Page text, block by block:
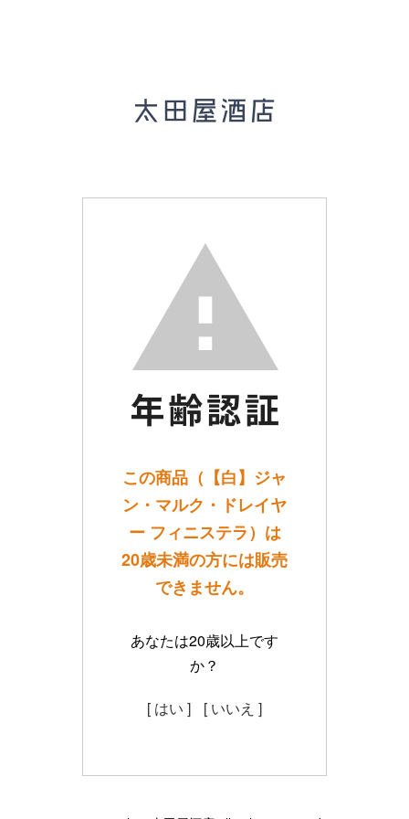
この商品（【白】ジャ
ン・マルク・ドレイヤ
ー フィニステラ）は
20歳未満の方には販売
できません。
あなたは20歳以上です
か？
[ はい ] [ いいえ ]